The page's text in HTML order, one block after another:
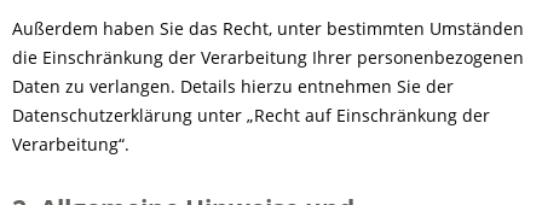
Außerdem haben Sie das Recht, unter bestimmten Umständen
die Einschränkung der Verarbeitung Ihrer personenbezogenen
Daten zu verlangen. Details hierzu entnehmen Sie der
Datenschutzerklärung unter „Recht auf Einschränkung der
Verarbeitung“.